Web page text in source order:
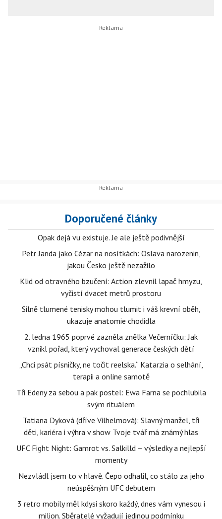
Doporučené články
Opak dejá vu existuje. Je ale ještě podivnější
Petr Janda jako Cézar na nosítkách: Oslava narozenin,
jakou Česko ještě nezažilo
Klid od otravného bzučení: Action zlevnil lapač hmyzu,
vyčistí dvacet metrů prostoru
Silně tlumené tenisky mohou tlumit i váš krevní oběh,
ukazuje anatomie chodidla
2. ledna 1965 poprvé zazněla znělka Večerníčku: Jak
vznikl pořad, který vychoval generace českých dětí
„Chci psát písničky, ne točit reelska.“ Katarzia o selhání,
terapii a online samotě
Tři Edeny za sebou a pak postel: Ewa Farna se pochlubila
svým rituálem
Tatiana Dyková (dříve Vilhelmová): Slavný manžel, tři
děti, kariéra i výhra v show Tvoje tvář má známý hlas
UFC Fight Night: Gamrot vs. Salkilld – výsledky a nejlepší
momenty
Nezvládl jsem to v hlavě. Čepo odhalil, co stálo za jeho
neúspěšným UFC debutem
3 retro mobily měl kdysi skoro každý, dnes vám vynesou i
milion. Sběratelé vyžadují jedinou podmínku